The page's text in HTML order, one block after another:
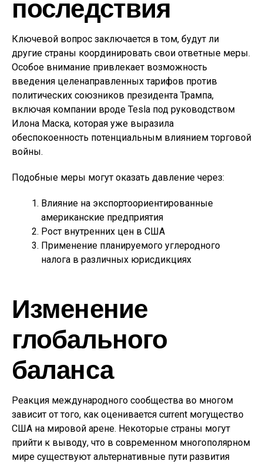
последствия
Ключевой вопрос заключается в том, будут ли
другие страны координировать свои ответные меры.
Особое внимание привлекает возможность
введения целенаправленных тарифов против
политических союзников президента Трампа,
включая компании вроде Tesla под руководством
Илона Маска, которая уже выразила
обеспокоенность потенциальным влиянием торговой
войны.
Подобные меры могут оказать давление через:
Влияние на экспортоориентированные
американские предприятия
Рост внутренних цен в США
Применение планируемого углеродного
налога в различных юрисдикциях
Изменение
глобального
баланса
Реакция международного сообщества во многом
зависит от того, как оценивается current могущество
США на мировой арене. Некоторые страны могут
прийти к выводу, что в современном многополярном
мире существуют альтернативные пути развития